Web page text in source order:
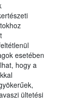
esetében
hogy a
ültetési